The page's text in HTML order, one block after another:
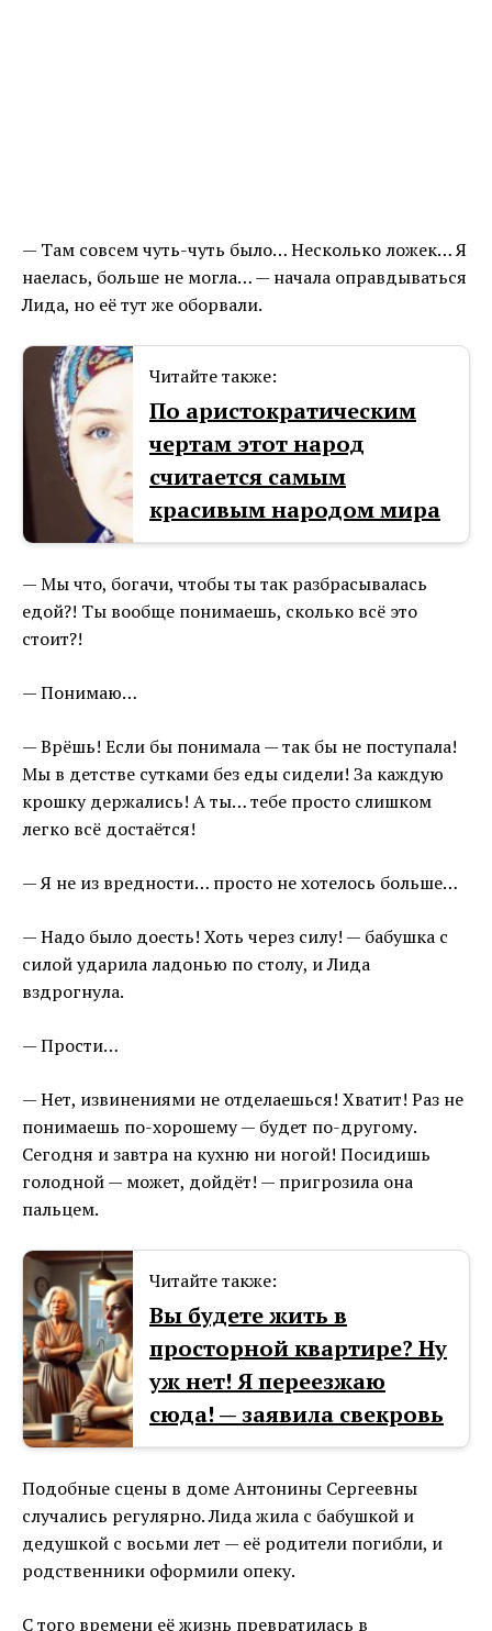
— Там совсем чуть-чуть было… Несколько ложек… Я
наелась, больше не могла… — начала оправдываться
Лида, но её тут же оборвали.
Читайте также:
По аристократическим
чертам этот народ
считается самым
красивым народом мира
— Мы что, богачи, чтобы ты так разбрасывалась
едой?! Ты вообще понимаешь, сколько всё это
стоит?!
— Понимаю…
— Врёшь! Если бы понимала — так бы не поступала!
Мы в детстве сутками без еды сидели! За каждую
крошку держались! А ты… тебе просто слишком
легко всё достаётся!
— Я не из вредности… просто не хотелось больше…
— Надо было доесть! Хоть через силу! — бабушка с
силой ударила ладонью по столу, и Лида
вздрогнула.
— Прости…
— Нет, извинениями не отделаешься! Хватит! Раз не
понимаешь по-хорошему — будет по-другому.
Сегодня и завтра на кухню ни ногой! Посидишь
голодной — может, дойдёт! — пригрозила она
пальцем.
Читайте также:
Вы будете жить в
просторной квартире? Ну
уж нет! Я переезжаю
сюда! — заявила свекровь
Подобные сцены в доме Антонины Сергеевны
случались регулярно. Лида жила с бабушкой и
дедушкой с восьми лет — её родители погибли, и
родственники оформили опеку.
С того времени её жизнь превратилась в